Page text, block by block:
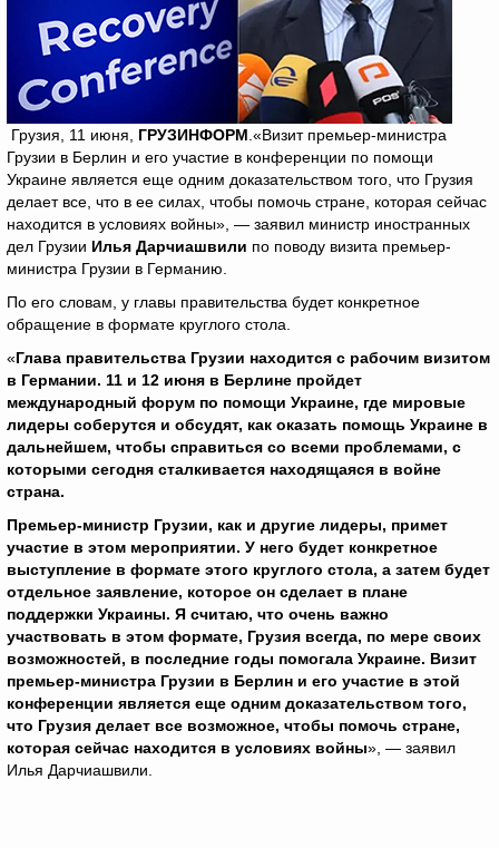
Грузия, 11 июня, ГРУЗИНФОРМ .«Визит премьер-министра
Грузии в Берлин и его участие в конференции по помощи
Украине является еще одним доказательством того, что Грузия
делает все, что в ее силах, чтобы помочь стране, которая сейчас
находится в условиях войны», — заявил министр иностранных
дел Грузии Илья Дарчиашвили по поводу визита премьер-
министра Грузии в Германию.
По его словам, у главы правительства будет конкретное
обращение в формате круглого стола.
«Глава правительства Грузии находится с рабочим визитом
в Германии. 11 и 12 июня в Берлине пройдет
международный форум по помощи Украине, где мировые
лидеры соберутся и обсудят, как оказать помощь Украине в
дальнейшем, чтобы справиться со всеми проблемами, с
которыми сегодня сталкивается находящаяся в войне
страна.
Премьер-министр Грузии, как и другие лидеры, примет
участие в этом мероприятии. У него будет конкретное
выступление в формате этого круглого стола, а затем будет
отдельное заявление, которое он сделает в плане
поддержки Украины. Я считаю, что очень важно
участвовать в этом формате, Грузия всегда, по мере своих
возможностей, в последние годы помогала Украине. Визит
премьер-министра Грузии в Берлин и его участие в этой
конференции является еще одним доказательством того,
что Грузия делает все возможное, чтобы помочь стране,
которая сейчас находится в условиях войны», — заявил
Илья Дарчиашвили.